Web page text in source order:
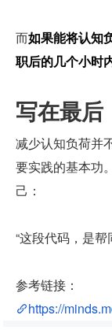
而如果能将认知
职后的几个小时
写在最后
减少认知负荷并
要实践的基本功
己：
“这段代码，是
参考链接：
https://